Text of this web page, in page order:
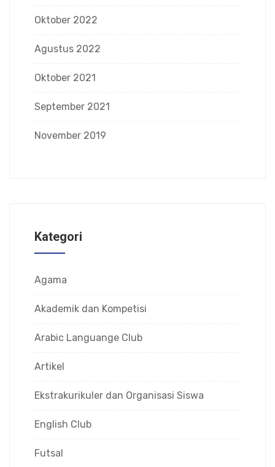
Oktober 2022
Agustus 2022
Oktober 2021
September 2021
November 2019
Kategori
Agama
Akademik dan Kompetisi
Arabic Languange Club
Artikel
Ekstrakurikuler dan Organisasi Siswa
English Club
Futsal